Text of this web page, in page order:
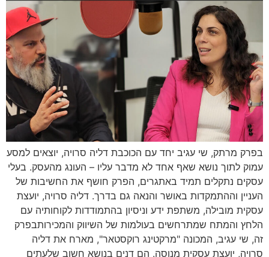
בפרק מרתק, שי עגיב יחד עם הכוכבת דליה סרויה, יוצאים למסע
עמוק לתוך נושא שאף אחד לא מדבר עליו – העונג מהעסק. בעלי
עסקים נתקלים תמיד באתגרים, הפרק חושף את החשיבות של
העניין וההתמקדות באושר והנאה גם בדרך. דליה סרויה, יועצת
עסקית מובילה, משתפת ידע וניסיון בהתמודדות לקוחותיה עם
הלחץ והמתח שמתרחשים בעולמות של השיווק והמכירותבפרק
זה, שי עגיב, המכונה "מרקטינג רוקסטאר", מארח את דליה
סרויה, יועצת עסקית מנוסה. הם דנים בנושא חשוב שלעתים